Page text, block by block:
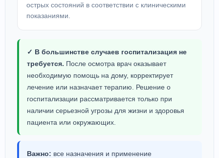
острых состояний в соответствии с клиническими
показаниями.
✓ В большинстве случаев госпитализация не
требуется. После осмотра врач оказывает
необходимую помощь на дому, корректирует
лечение или назначает терапию. Решение о
госпитализации рассматривается только при
наличии серьезной угрозы для жизни и здоровья
пациента или окружающих.
Важно: все назначения и применение